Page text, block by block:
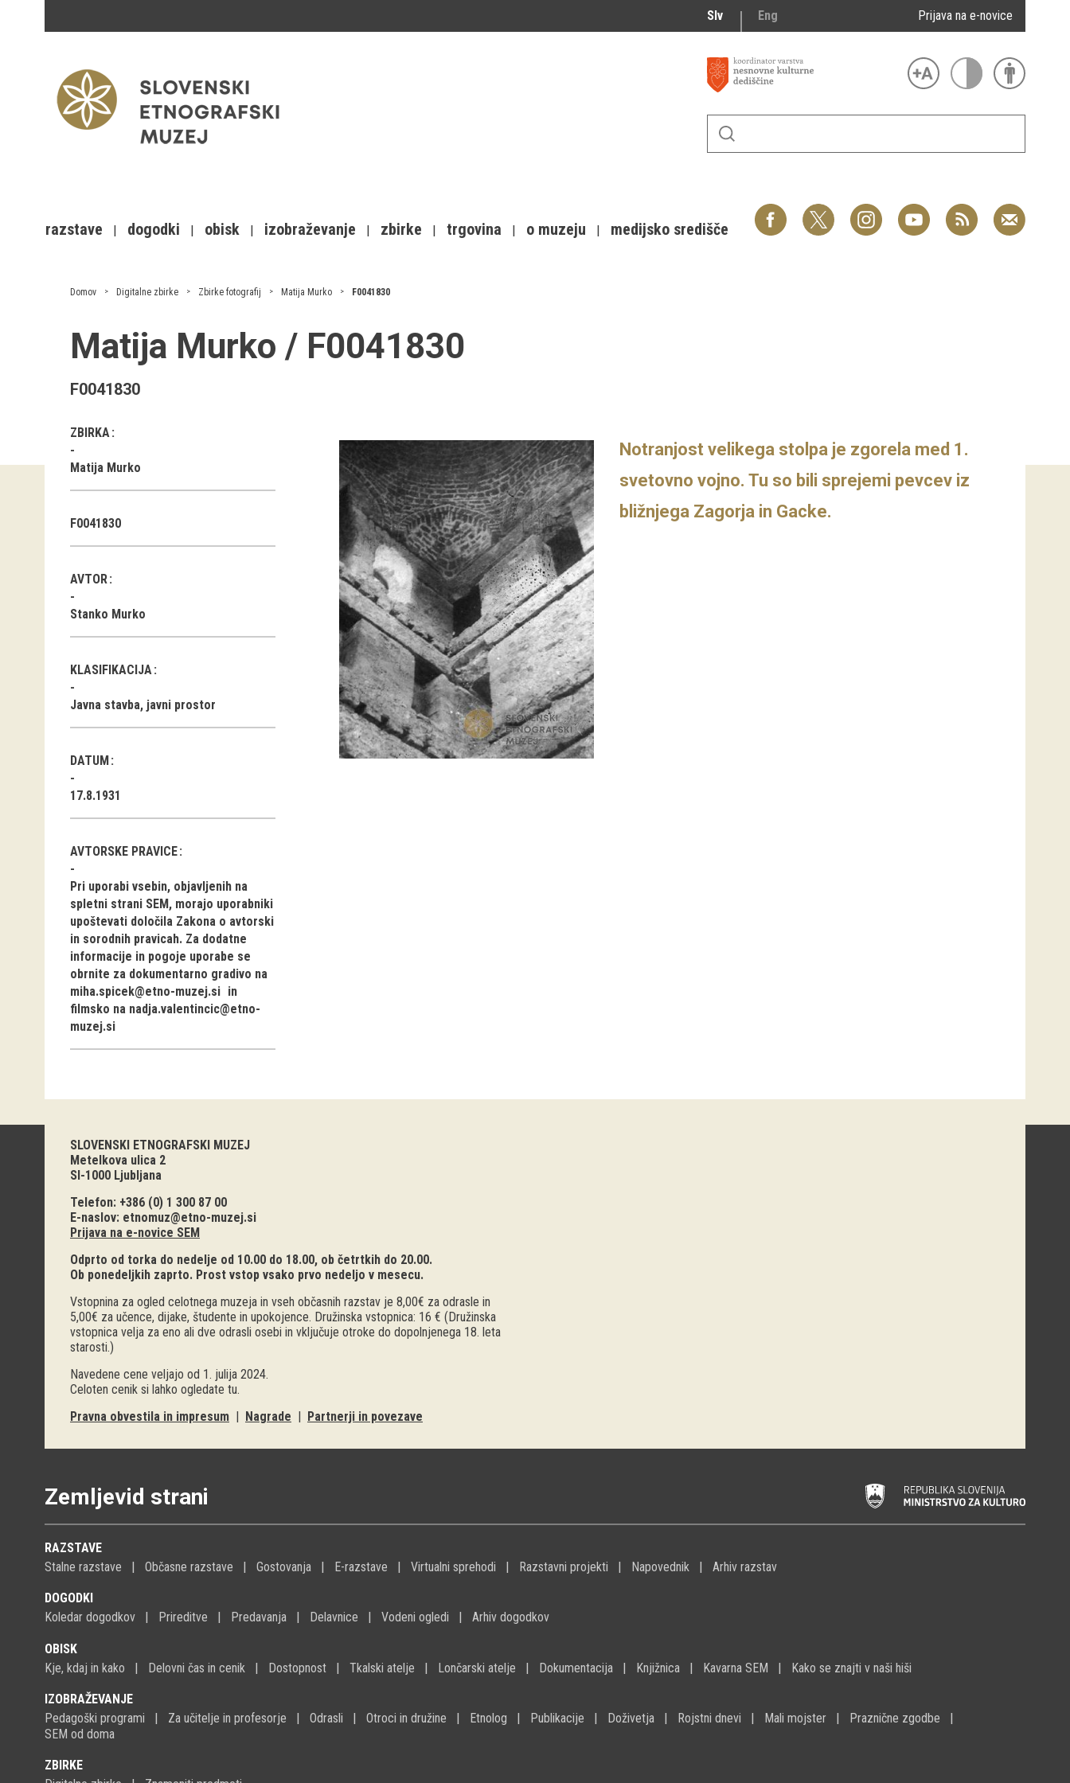
Slv Eng Prijava na e-novice
razstave dogodki obisk izobraževanje zbirke trgovina o muzeju medijsko središče
Domov Digitalne zbirke Zbirke fotografij Matija Murko F0041830
Matija Murko / F0041830
F0041830
ZBIRKA
Matija Murko
F0041830
AVTOR
Stanko Murko
KLASIFIKACIJA
Javna stavba, javni prostor
DATUM
17.8.1931
AVTORSKE PRAVICE
Pri uporabi vsebin, objavljenih na
spletni strani SEM, morajo uporabniki
upoštevati določila Zakona o avtorski
in sorodnih pravicah. Za dodatne
informacije in pogoje uporabe se
obrnite za dokumentarno gradivo na
miha.spicek@etno-muzej.si in
filmsko na nadja.valentincic@etno-
muzej.si
Notranjost velikega stolpa je zgorela med 1.
svetovno vojno. Tu so bili sprejemi pevcev iz
bližnjega Zagorja in Gacke.
SLOVENSKI ETNOGRAFSKI MUZEJ
Metelkova ulica 2
SI-1000 Ljubljana
Telefon: +386 (0) 1 300 87 00
E-naslov: etnomuz@etno-muzej.si
Prijava na e-novice SEM
Odprto od torka do nedelje od 10.00 do 18.00, ob četrtkih do 20.00.
Ob ponedeljkih zaprto. Prost vstop vsako prvo nedeljo v mesecu.
Vstopnina za ogled celotnega muzeja in vseh občasnih razstav je 8,00€ za odrasle in
5,00€ za učence, dijake, študente in upokojence. Družinska vstopnica: 16 € (Družinska
vstopnica velja za eno ali dve odrasli osebi in vključuje otroke do dopolnjenega 18. leta
starosti.)
Navedene cene veljajo od 1. julija 2024.
Celoten cenik si lahko ogledate tu.
Pravna obvestila in impresum | Nagrade | Partnerji in povezave
Zemljevid strani
RAZSTAVE
Stalne razstave
Občasne razstave Gostovanja E-razstave Virtualni sprehodi Razstavni projekti Napovednik Arhiv razstav
DOGODKI
Koledar dogodkov
Prireditve Predavanja Delavnice Vodeni ogledi Arhiv dogodkov
OBISK
Kje, kdaj in kako
Delovni čas in cenik Dostopnost Tkalski atelje Lončarski atelje Dokumentacija Knjižnica Kavarna SEM Kako se znajti v naši hiši
IZOBRAŽEVANJE
Pedagoški programi
Za učitelje in profesorje Odrasli Otroci in družine Etnolog Publikacije Doživetja Rojstni dnevi Mali mojster
Praznične zgodbe
SEM od doma
ZBIRKE